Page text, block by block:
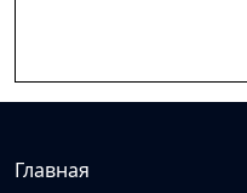
Главная